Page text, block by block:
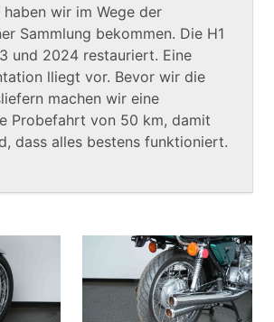
haben wir im Wege der
Sammlung bekommen. Die H1
und 2024 restauriert. Eine
lliegt vor. Bevor wir die
machen wir eine
Probefahrt von 50 km, damit
dass alles bestens funktioniert.